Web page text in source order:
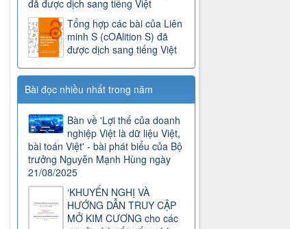
đã được dịch sang tiếng Việt
Tổng hợp các bài của Liên
minh S (cOAlition S) đã
được dịch sang tiếng Việt
Bài đọc nhiều nhất trong năm
Bàn về 'Lợi thế của doanh
nghiệp Việt là dữ liệu Việt,
bài toán Việt' - bài phát biểu của Bộ
trưởng Nguyễn Mạnh Hùng ngày
21/08/2025
‘KHUYẾN NGHỊ VÀ
HƯỚNG DẪN TRUY CẬP
MỞ KIM CƯƠNG cho các